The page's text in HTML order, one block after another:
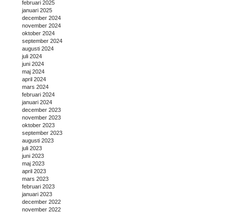
februari 2025
januari 2025
december 2024
november 2024
oktober 2024
september 2024
augusti 2024
juli 2024
juni 2024
maj 2024
april 2024
mars 2024
februari 2024
januari 2024
december 2023
november 2023
oktober 2023
september 2023
augusti 2023
juli 2023
juni 2023
maj 2023
april 2023
mars 2023
februari 2023
januari 2023
december 2022
november 2022